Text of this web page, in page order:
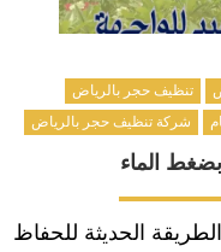
تنظيف حجر بالرياض
شركة تنظيف حجر بالرياض
الماء
الحديثة للحفاظ